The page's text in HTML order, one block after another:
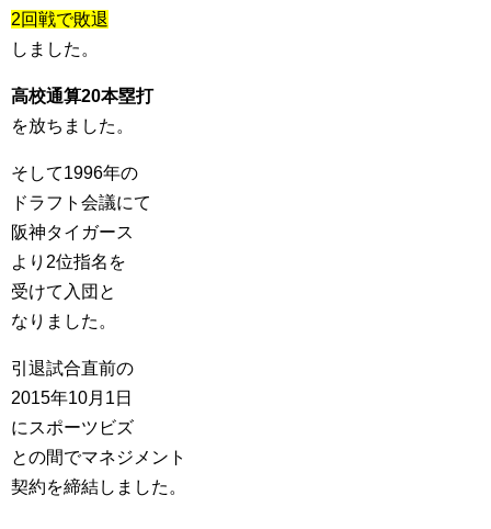
2回戦で敗退
しました。
高校通算20本塁打
を放ちました。
そして1996年の
ドラフト会議にて
阪神タイガース
より2位指名を
受けて入団と
なりました。
引退試合直前の
2015年10月1日
にスポーツビズ
との間でマネジメント
契約を締結しました。